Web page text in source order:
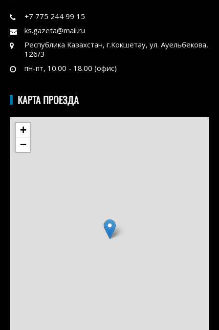
+7 775 244 99 15
ks.gazeta@mail.ru
Республика Казахстан, г.Кокшетау, ул. Ауельбекова,
126/3
пн-пт, 10.00 - 18.00 (офис)
КАРТА ПРОЕЗДА
+
−